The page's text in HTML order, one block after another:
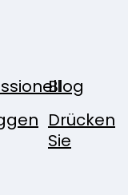
Blog
Drücken
Sie